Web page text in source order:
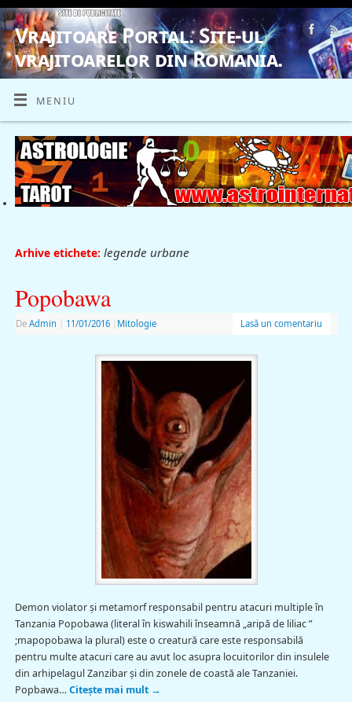
Vrajitoare Portal. Site-ul
vrajitoarelor din Romania.
VRAJITOARE, VRAJITOARELE, VRAJITOARE
MENIU
Arhive etichete: legende urbane
Popobawa
De Admin 11/01/2016 Mitologie Lasă un comentariu
Demon violator şi metamorf responsabil pentru atacuri multiple în
Tanzania Popobawa (literal în kiswahili înseamnă „aripă de liliac ”
;mapopobawa la plural) este o creatură care este responsabilă
pentru multe atacuri care au avut loc asupra locuitorilor din insulele
din arhipelagul Zanzibar şi din zonele de coastă ale Tanzaniei.
Popbawa… Citește mai mult →